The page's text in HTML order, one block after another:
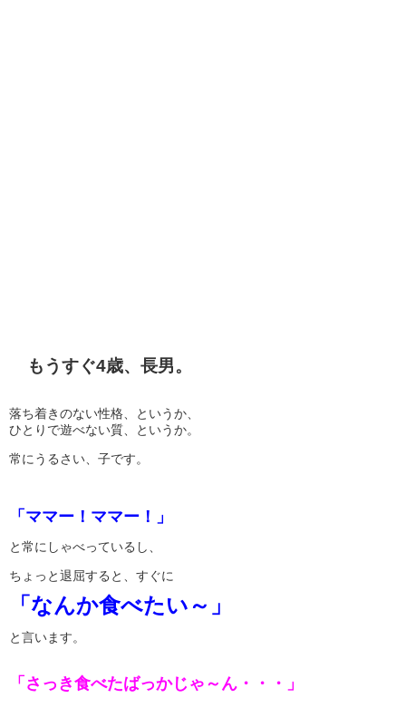
もうすぐ4歳、長男。
落ち着きのない性格、というか、
ひとりで遊べない質、というか。
常にうるさい、子です。
「ママー！ママー！」
と常にしゃべっているし、
ちょっと退屈すると、すぐに
「なんか食べたい～」
と言います。
「さっき食べたばっかじゃ～ん・・・」